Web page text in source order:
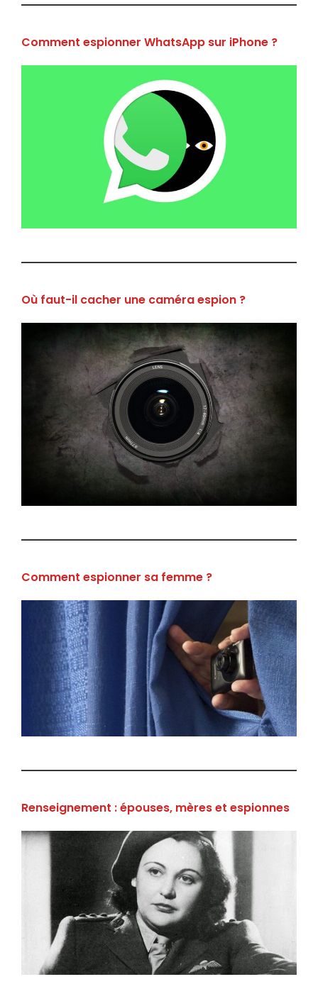
Comment espionner WhatsApp sur iPhone ?
Où faut-il cacher une caméra espion ?
Comment espionner sa femme ?
Renseignement : épouses, mères et espionnes